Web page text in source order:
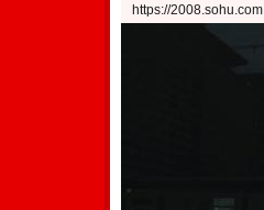
https://2008.sohu.com